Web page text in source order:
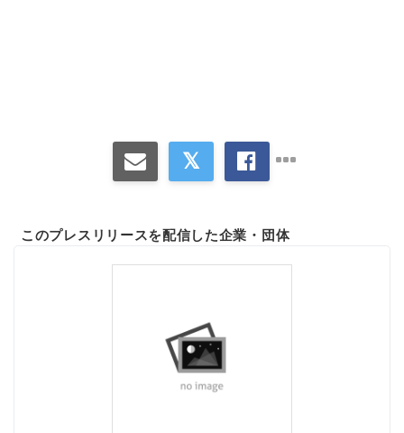
このプレスリリースを配信した企業・団体